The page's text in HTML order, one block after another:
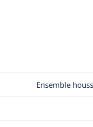
Ensemble